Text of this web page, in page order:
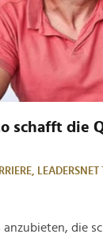
schafft die
LEADERSNET
anzubieten, die